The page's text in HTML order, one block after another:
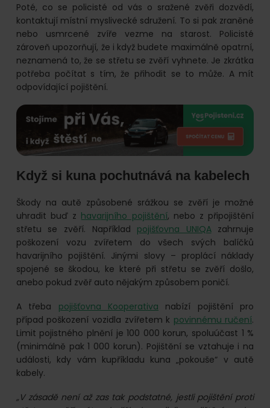
Poté, co se policisté od vás o sražené zvěři dozvědí,
kontaktují místní myslivecké sdružení. To si pak zraněné
nebo usmrcené zvíře vezme na starost. Policisté
zároveň upozorňují, že i když budete maximálně opatrní,
neznamená to, že se střetu se zvěří vyhnete. Je zkrátka
potřeba počítat s tím, že přihodit se to může. A mít
odpovídající pojištění.
Když si kuna pochutnává na kabelech
Škody na autě způsobené srážkou se zvěří je možné
uhradit buď z havarijního pojištění, nebo z připojištění
střetu se zvěří. Například pojišťovna UNIQAzahrnuje
poškození vozu zvířetem do všech svých balíčků
havarijního pojištění. Jinými slovy – proplácí náklady
spojené se škodou, ke které při střetu se zvěří došlo,
anebo pokud zvěř auto nějakým způsobem poničí.
A třeba pojišťovna Kooperativa nabízí pojištění pro
případ poškození vozidla zvířetem k povinnému ručení.
Limit pojistného plnění je 100 000 korun, spoluúčast 1 %
(minimálně pak 1 000 korun). Pojištění se vztahuje i na
události, kdy vám kupříkladu kuna „pokouše“ v autě
kabely.
„V zásadě není až zas tak podstatné, jestli pojištění proti